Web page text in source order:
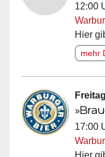
12:00
Hier
mehr
17:00
Hier